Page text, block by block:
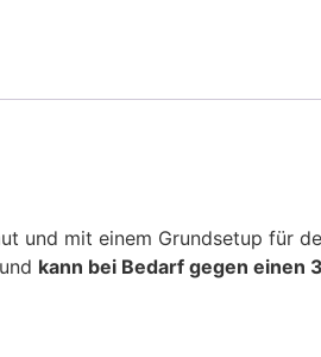
und mit einem Grundsetup für
und kann bei Bedarf gegen einen